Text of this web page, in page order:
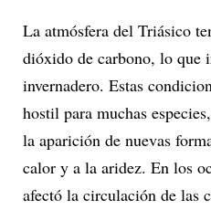
La atmósfera del Triásico
dióxido de carbono, lo que
invernadero. Estas
hostil para muchas
la aparición de nuevas
calor y a la aridez. En los
afectó la circulación de las